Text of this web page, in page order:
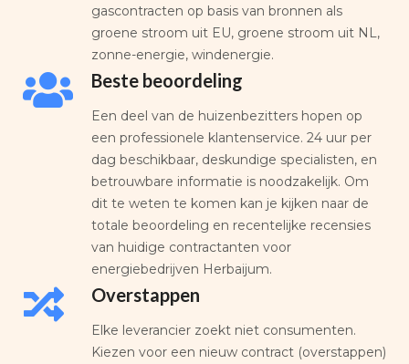
gascontracten op basis van bronnen als
groene stroom uit EU, groene stroom uit NL,
zonne-energie, windenergie.
Beste beoordeling
Een deel van de huizenbezitters hopen op
een professionele klantenservice. 24 uur per
dag beschikbaar, deskundige specialisten, en
betrouwbare informatie is noodzakelijk. Om
dit te weten te komen kan je kijken naar de
totale beoordeling en recentelijke recensies
van huidige contractanten voor
energiebedrijven Herbaijum.
Overstappen
Elke leverancier zoekt niet consumenten.
Kiezen voor een nieuw contract (overstappen)